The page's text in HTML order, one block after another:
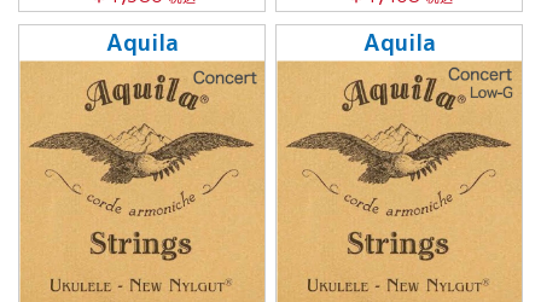
Aquila Aquila